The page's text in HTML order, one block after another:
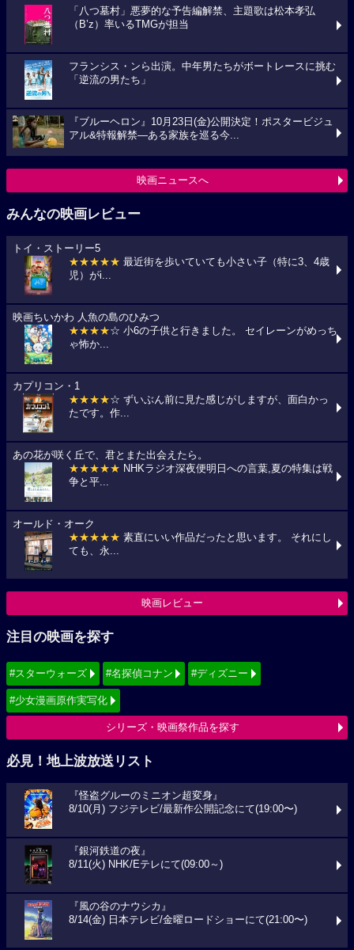
「八つ墓村」悪夢的な予告編解禁、主題歌は松本孝弘
（B’z）率いるTMGが担当
フランシス・ンら出演。中年男たちがボートレースに挑む
「逆流の男たち」
『ブルーヘロン』10月23日(金)公開決定！ポスタービジュ
アル&特報解禁―ある家族を巡る今...
映画ニュースへ
みんなの映画レビュー
トイ・ストーリー5
★★★★★ 最近街を歩いていても小さい子（特に3、4歳
児）がi...
映画ちいかわ 人魚の島のひみつ
★★★★☆ 小6の子供と行きました。 セイレーンがめっち
ゃ怖か...
カプリコン・1
★★★★☆ ずいぶん前に見た感じがしますが、面白かっ
たです。作...
あの花が咲く丘で、君とまた出会えたら。
★★★★★ NHKラジオ深夜便明日への言葉,夏の特集は戦
争と平...
オールド・オーク
★★★★★ 素直にいい作品だったと思います。 それにし
ても、永...
映画レビュー
注目の映画を探す
#スターウォーズ #名探偵コナン #ディズニー
#少女漫画原作実写化
シリーズ・映画祭作品を探す
必見！地上波放送リスト
『怪盗グルーのミニオン超変身』
8/10(月) フジテレビ/最新作公開記念にて(19:00〜)
『銀河鉄道の夜』
8/11(火) NHK/Eテレにて(09:00～)
『風の谷のナウシカ』
8/14(金) 日本テレビ/金曜ロードショーにて(21:00〜)